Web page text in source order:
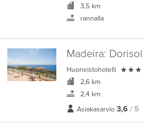
3,5 km
rannalla
Madeira:
Huoneistohotelli 
2,6 km
2,4 km
Asiakasarvio 3,6 / 5